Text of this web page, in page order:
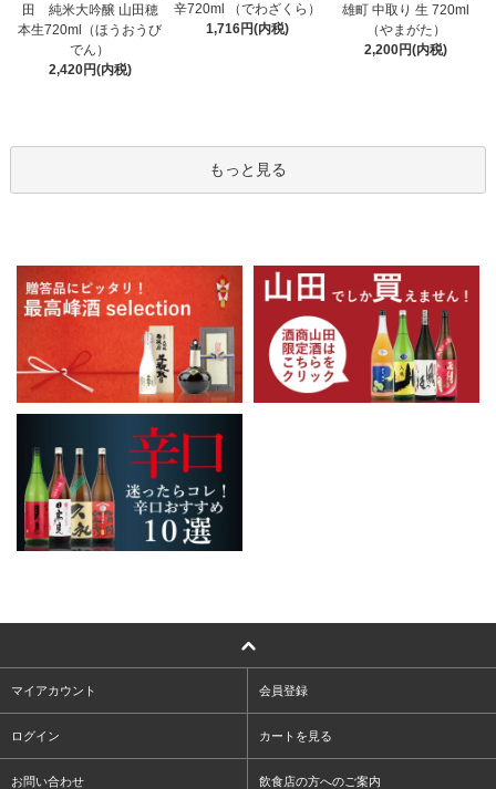
田 純米大吟醸 山田穂
本生720ml（ほうおうび
でん）
2,420円(内税)
辛720ml （でわざくら）
1,716円(内税)
雄町 中取り 生 720ml
（やまがた）
2,200円(内税)
もっと見る
マイアカウント 会員登録
ログイン カートを見る
お問い合わせ 飲食店の方へのご案内